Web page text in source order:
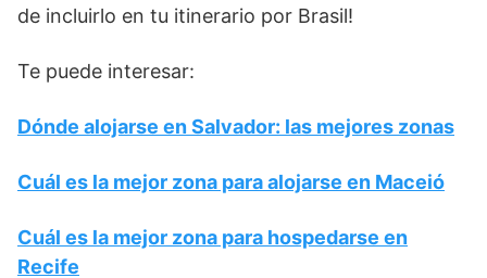
de incluirlo en tu itinerario por Brasil!
Te puede interesar:
Dónde alojarse en Salvador: las mejores zonas
Cuál es la mejor zona para alojarse en Maceió
Cuál es la mejor zona para hospedarse en
Recife